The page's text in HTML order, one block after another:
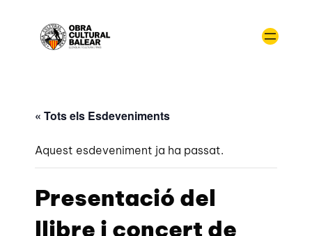
« Tots els Esdeveniments
Aquest esdeveniment ja ha passat.
Presentació del
llibre i concert de